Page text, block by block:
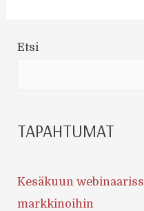
Etsi
TAPAHTUMAT
Kesäkuun
markkinoihin